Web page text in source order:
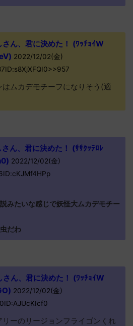
さん、君に決めた！ (ﾜｯﾁｮｲW
2022/12/02(金)
はムカデモチーフになりそう(適
ん、君に決めた！ (ｻｻｸｯﾃﾛﾚ
2022/12/02(金)
みたいな感じで妖怪大ムカデモチー
だわ
さん、君に決めた！ (ﾜｯﾁｮｲW
2022/12/02(金)
リーのリージョンフライゴンくれ